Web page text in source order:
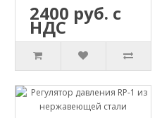
2400 руб. с
НДС